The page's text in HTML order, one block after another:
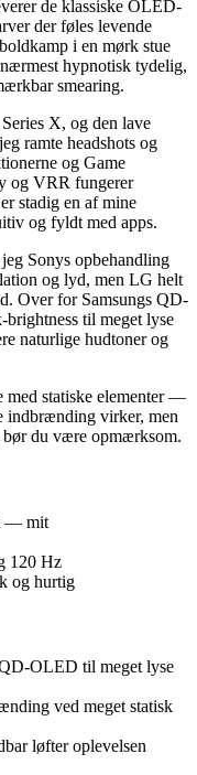
de klassiske OLED-
der føles levende
i en mørk stue
hypnotisk tydelig,
smearing.
X, og den lave
ramte headshots og
og Game
og VRR fungerer
stadig en af mine
og fyldt med apps.
Sonys opbehandling
og lyd, men LG helt
Over for Samsungs QD-
til meget lyse
naturlige hudtoner og
statiske elementer —
indbrænding virker, men
bør du være opmærksom.
— mit
120 Hz
og hurtig
OLED til meget lyse
ved meget statisk
løfter oplevelsen